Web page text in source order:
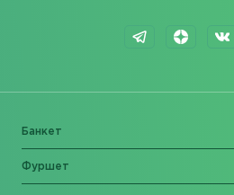
Банкет
Фуршет